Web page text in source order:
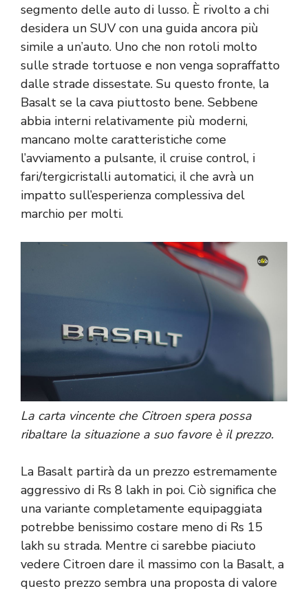
segmento delle auto di lusso. È rivolto a chi
desidera un SUV con una guida ancora più
simile a un’auto. Uno che non rotoli molto
sulle strade tortuose e non venga sopraffatto
dalle strade dissestate. Su questo fronte, la
Basalt se la cava piuttosto bene. Sebbene
abbia interni relativamente più moderni,
mancano molte caratteristiche come
l’avviamento a pulsante, il cruise control, i
fari/tergicristalli automatici, il che avrà un
impatto sull’esperienza complessiva del
marchio per molti.
La carta vincente che Citroen spera possa
ribaltare la situazione a suo favore è il prezzo.
La Basalt partirà da un prezzo estremamente
aggressivo di Rs 8 lakh in poi. Ciò significa che
una variante completamente equipaggiata
potrebbe benissimo costare meno di Rs 15
lakh su strada. Mentre ci sarebbe piaciuto
vedere Citroen dare il massimo con la Basalt, a
questo prezzo sembra una proposta di valore